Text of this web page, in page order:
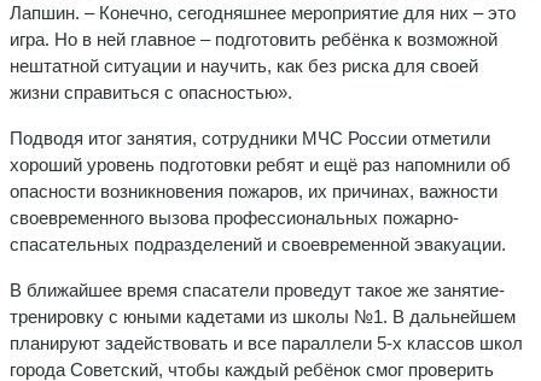
Лапшин. – Конечно, сегодняшнее мероприятие для них – это
игра. Но в ней главное – подготовить ребёнка к возможной
нештатной ситуации и научить, как без риска для своей
жизни справиться с опасностью».
Подводя итог занятия, сотрудники МЧС России отметили
хороший уровень подготовки ребят и ещё раз напомнили об
опасности возникновения пожаров, их причинах, важности
своевременного вызова профессиональных пожарно-
спасательных подразделений и своевременной эвакуации.
В ближайшее время спасатели проведут такое же занятие-
тренировку с юными кадетами из школы №1. В дальнейшем
планируют задействовать и все параллели 5-х классов школ
города Советский, чтобы каждый ребёнок смог проверить